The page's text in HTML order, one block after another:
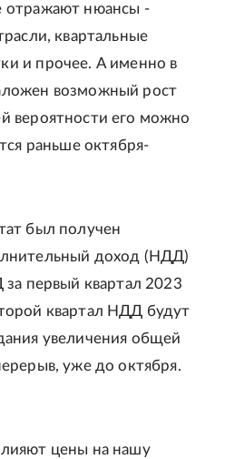
отражают нюансы -
квартальные
и прочее. А именно в
возможный рост
вероятности его можно
раньше октября-
был получен
доход (НДД)
первый квартал 2023
квартал НДД будут
увеличения общей
уже до октября.
цены на нашу